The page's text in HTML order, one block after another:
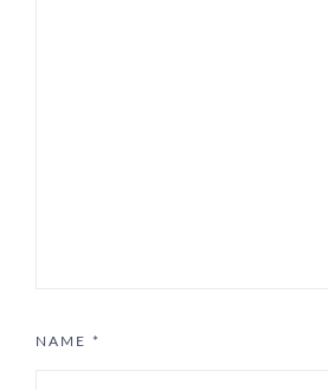
NAME *